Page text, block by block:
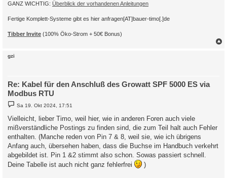
GANZ WICHTIG: Überblick der vorhandenen Anleitungen
Fertige Komplett-Systeme gibt es hier anfragen[AT]bauer-timo[.]de
Tibber Invite (100% Öko-Strom + 50€ Bonus)
gzi
Re: Kabel für den Anschluß des Growatt SPF 5000 ES via
Modbus RTU
B
e
t
r
a
g
Sa 19. Okt 2024, 17:51
Vielleicht, lieber Timo, weil hier, wie in anderen Foren auch viele
mißverständliche Postings zu finden sind, die zum Teil halt auch Fehler
enthalten. (Manche reden von Pin 7 & 8, weil sie, wie ich übrigens
Anfang auch, übersehen haben, dass die Buchse im Handbuch verkehrt
abgebildet ist. Pin 1 &2 stimmt also schon. Sowas passiert schnell.
Deine Tabelle ist auch nicht ganz fehlerfrei
)